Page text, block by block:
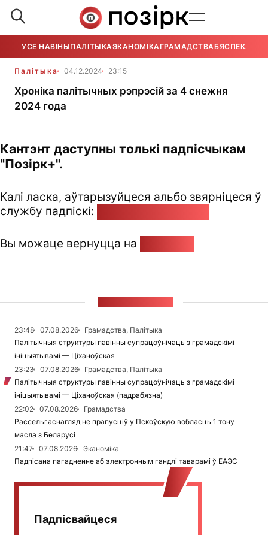
УСЕ НАВІНЫПАЛІТЫКАЭКАНОМІКАГРАМАДСТВАБЯСПЕКА
Палітыка 04.12.2024 23:15
Хроніка палітычных рэпрэсій за 4 снежня
2024 года
Кантэнт даступны толькі падпісчыкам
"Позірк+".
Калі ласка, аўтарызуйцеся альбо звярніцеся ў
службу падпіскі:
Вы можаце вернуцца на
23:48 07.08.2026
Грамадства, Палітыка
Палітычныя структуры павінны супрацоўнічаць з грамадскімі
ініцыятывамі — Ціханоўская
23:23
07.08.2026
Грамадства, Палітыка
Палітычныя структуры павінны супрацоўнічаць з грамадскімі
ініцыятывамі — Ціханоўская (падрабязна)
22:02
07.08.2026
Грамадства
Рассельгаснагляд не прапусціў у Пскоўскую вобласць 1 тону
масла з Беларусі
21:47
07.08.2026
Эканоміка
Падпісана пагадненне аб электронным гандлі таварамі ў ЕАЭС
Падпісвайцеся